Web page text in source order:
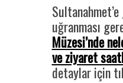
uğranması
Müzesi’nde
ve ziyaret
detaylar için